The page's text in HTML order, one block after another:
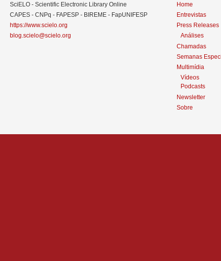
SciELO - Scientific Electronic Library Online
CAPES - CNPq - FAPESP - BIREME - FapUNIFESP
https://www.scielo.org
blog.scielo@scielo.org
Home
Entrevistas
Press Releases
Análises
Chamadas
Semanas
Multimídia
Vídeos
Podcasts
Newsletter
Sobre